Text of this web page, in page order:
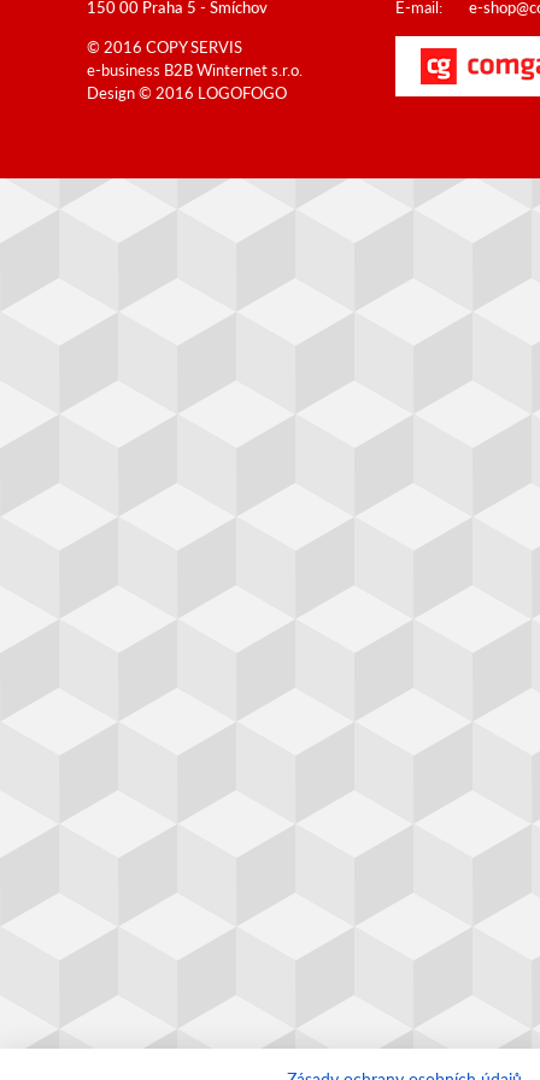
150 00 Praha 5 - Smíchov
E-mail:
e-
© 2016 COPY SERVIS
e-business B2BWinternet s.r.o.
Design © 2016 LOGOFOGO